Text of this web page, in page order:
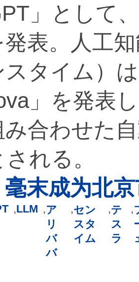
」として
表。人工
タイム）
」を発表
合わせた
れる。
末成为北
,LLM ,ア
リ
バ
バ
,セン
スタ
イム
,テ
ス
ラ
,